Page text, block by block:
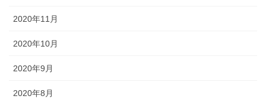
2020年11月
2020年10月
2020年9月
2020年8月